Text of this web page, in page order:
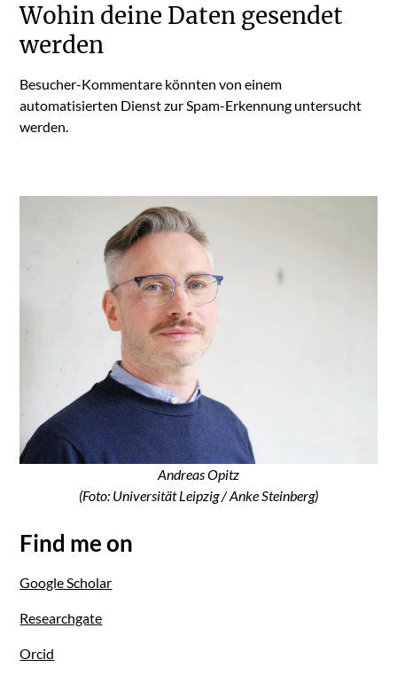
Wohin deine Daten gesendet
werden
Besucher-Kommentare könnten von einem
automatisierten Dienst zur Spam-Erkennung untersucht
werden.
Andreas Opitz
(Foto: Universität Leipzig / Anke Steinberg)
Find me on
Google Scholar
Researchgate
Orcid